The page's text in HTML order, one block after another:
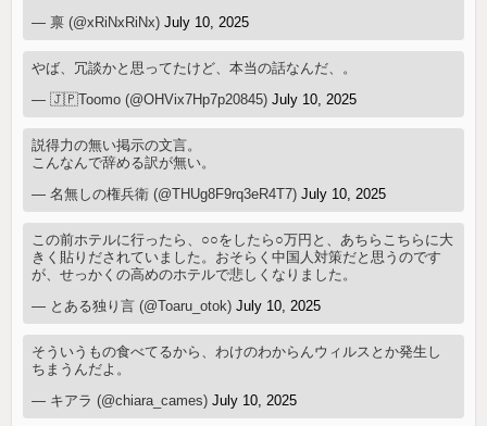
— 禀 (@xRiNxRiNx)July 10, 2025
やば、冗談かと思ってたけど、本当の話なんだ、。
— 🇯🇵Toomo (@OHVix7Hp7p20845)July 10, 2025
説得力の無い掲示の文言。
こんなんで辞める訳が無い。
— 名無しの権兵衛 (@THUg8F9rq3eR4T7)July 10, 2025
この前ホテルに行ったら、○○をしたら○万円と、あちらこちらに大
きく貼りだされていました。おそらく中国人対策だと思うのです
が、せっかくの高めのホテルで悲しくなりました。
— とある独り言 (@Toaru_otok)July 10, 2025
そういうもの食べてるから、わけのわからんウィルスとか発生し
ちまうんだよ。
— キアラ (@chiara_cames)July 10, 2025